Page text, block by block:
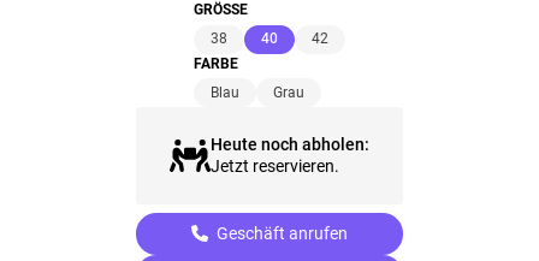
GRÖSSE
38
40(ausgewählt)
42
FARBE
Blau
Grau
Heute noch abholen:
Jetzt reservieren.
Geschäft anrufen